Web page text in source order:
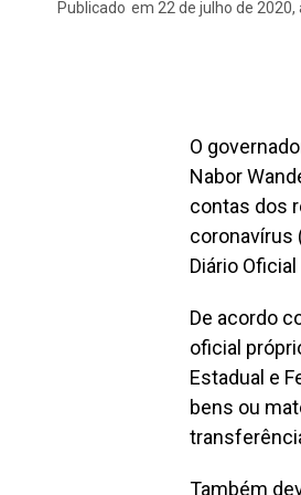
Publicado em 22 de julho de 2020,
O
Nabor
contas dos
coronavírus
Diário
De acordo
oficial
Estadual e
bens ou
Também